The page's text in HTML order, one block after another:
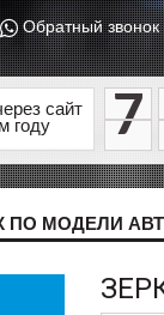
Обратный звонок
сайт
году 7
ПО МОДЕЛИ